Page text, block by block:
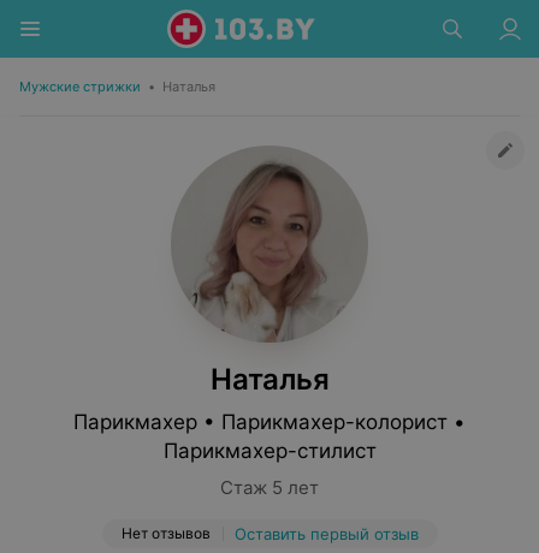
Мужские стрижки • Наталья
Наталья
Парикмахер • Парикмахер-колорист •
Парикмахер-стилист
Стаж 5 лет
Нет отзывов Оставить первый отзыв